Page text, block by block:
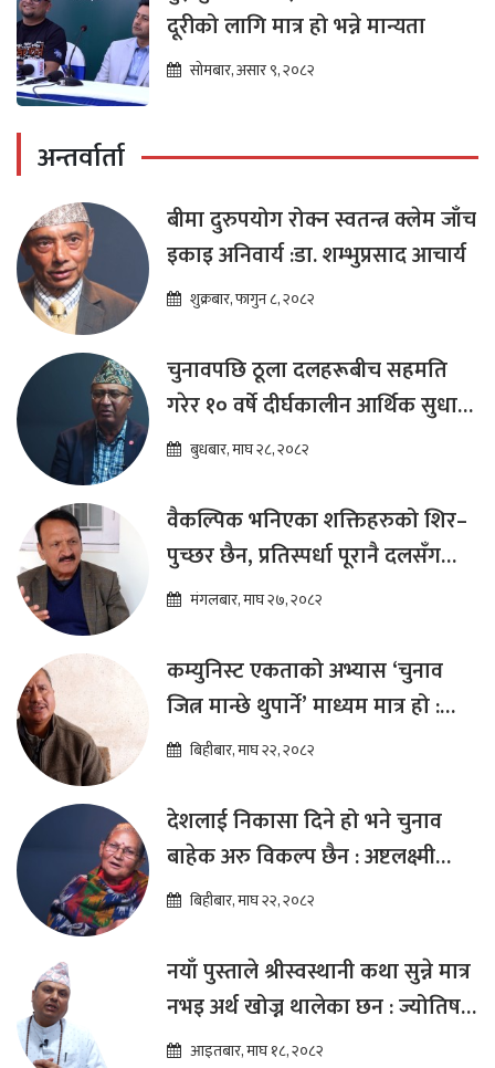
दूरीको लागि मात्र हो भन्ने मान्यता
सोमबार, असार ९, २०८२
अन्तर्वार्ता
बीमा दुरुपयोग रोक्न स्वतन्त्र क्लेम जाँच
इकाइ अनिवार्य :डा. शम्भुप्रसाद आचार्य
शुक्रबार, फागुन ८, २०८२
चुनावपछि ठूला दलहरूबीच सहमति
गरेर १० वर्षे दीर्घकालीन आर्थिक सुधार
कार्यक्रम ल्याउनुपर्छ : हेमराज ढकाल
बुधबार, माघ २८, २०८२
वैकल्पिक भनिएका शक्तिहरुको शिर–
पुच्छर छैन, प्रतिस्पर्धा पूरानै दलसँग
हुन्छ : डा.प्रकाश शरण महत
मंगलबार, माघ २७, २०८२
कम्युनिस्ट एकताको अभ्यास ‘चुनाव
जित्न मान्छे थुपार्ने’ माध्यम मात्र हो :
विप्लव
बिहीबार, माघ २२, २०८२
देशलाई निकासा दिने हो भने चुनाव
बाहेक अरु विकल्प छैन : अष्टलक्ष्मी
शाक्यबिहीबार, माघ २२, २०८२
नयाँ पुस्ताले श्रीस्वस्थानी कथा सुन्ने मात्र
नभइ अर्थ खोज्न थालेका छन : ज्योतिष
तारा लोचन न्यौपाने
आइतबार, माघ १८, २०८२